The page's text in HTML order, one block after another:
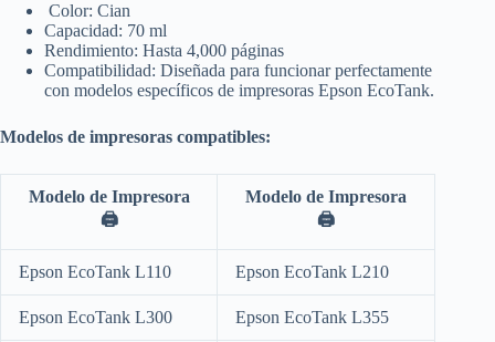
Color: Cian​
Capacidad: 70 ml​
Rendimiento: Hasta 4,000 páginas​
Compatibilidad: Diseñada para funcionar perfectamente
con modelos específicos de impresoras Epson EcoTank.
Modelos de impresoras compatibles:
Modelo de Impresora
🖨️
Modelo de Impresora
🖨️
Epson EcoTank L110 Epson EcoTank L210
Epson EcoTank L300 Epson EcoTank L355